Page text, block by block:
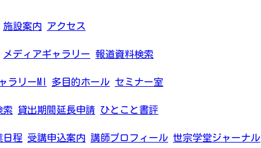
施設案内 アクセス
メディアギャラリー 報道資料検索
ラリーMI 多目的ホール セミナー室
索 貸出期間延長申請 ひとこと書評
日程 受講申込案内 講師プロフィール 世宗学堂ジャーナル